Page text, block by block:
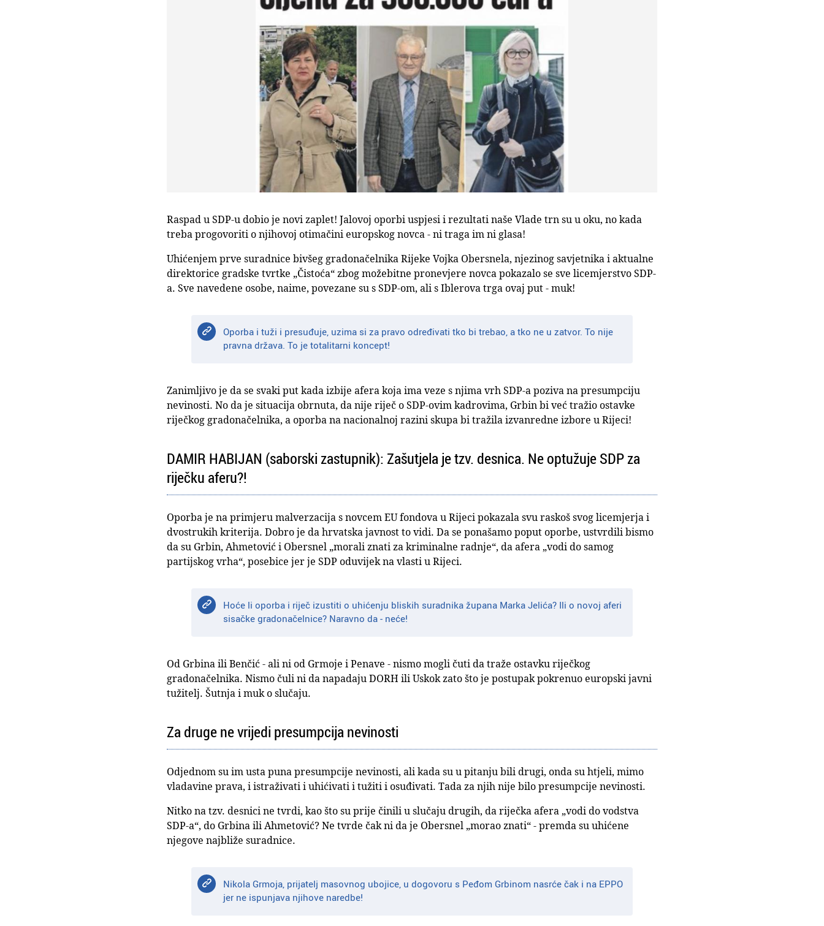
Raspad u SDP-u dobio je novi zaplet! Jalovoj oporbi uspjesi i rezultati naše Vlade trn su u oku, no kada
treba progovoriti o njihovoj otimačini europskog novca - ni traga im ni glasa!
Uhićenjem prve suradnice bivšeg gradonačelnika Rijeke Vojka Obersnela, njezinog savjetnika i aktualne
direktorice gradske tvrtke „Čistoća“ zbog možebitne pronevjere novca pokazalo se sve licemjerstvo SDP-
a. Sve navedene osobe, naime, povezane su s SDP-om, ali s Iblerova trga ovaj put - muk!
Oporba i tuži i presuđuje, uzima si za pravo određivati tko bi trebao, a tko ne u zatvor. To nije
pravna država. To je totalitarni koncept!
Zanimljivo je da se svaki put kada izbije afera koja ima veze s njima vrh SDP-a poziva na presumpciju
nevinosti. No da je situacija obrnuta, da nije riječ o SDP-ovim kadrovima, Grbin bi već tražio ostavke
riječkog gradonačelnika, a oporba na nacionalnoj razini skupa bi tražila izvanredne izbore u Rijeci!
DAMIR HABIJAN (saborski zastupnik): Zašutjela je tzv. desnica. Ne optužuje SDP za
riječku aferu?!
Oporba je na primjeru malverzacija s novcem EU fondova u Rijeci pokazala svu raskoš svog licemjerja i
dvostrukih kriterija. Dobro je da hrvatska javnost to vidi. Da se ponašamo poput oporbe, ustvrdili bismo
da su Grbin, Ahmetović i Obersnel „morali znati za kriminalne radnje“, da afera „vodi do samog
partijskog vrha“, posebice jer je SDP oduvijek na vlasti u Rijeci.
Hoće li oporba i riječ izustiti o uhićenju bliskih suradnika župana Marka Jelića? Ili o novoj aferi
sisačke gradonačelnice? Naravno da - neće!
Od Grbina ili Benčić - ali ni od Grmoje i Penave - nismo mogli čuti da traže ostavku riječkog
gradonačelnika. Nismo čuli ni da napadaju DORH ili Uskok zato što je postupak pokrenuo europski javni
tužitelj. Šutnja i muk o slučaju.
Za druge ne vrijedi presumpcija nevinosti
Odjednom su im usta puna presumpcije nevinosti, ali kada su u pitanju bili drugi, onda su htjeli, mimo
vladavine prava, i istraživati i uhićivati i tužiti i osuđivati. Tada za njih nije bilo presumpcije nevinosti.
Nitko na tzv. desnici ne tvrdi, kao što su prije činili u slučaju drugih, da riječka afera „vodi do vodstva
SDP-a“, do Grbina ili Ahmetović? Ne tvrde čak ni da je Obersnel „morao znati“ - premda su uhićene
njegove najbliže suradnice.
Nikola Grmoja, prijatelj masovnog ubojice, u dogovoru s Peđom Grbinom nasrće čak i na EPPO
jer ne ispunjava njihove naredbe!